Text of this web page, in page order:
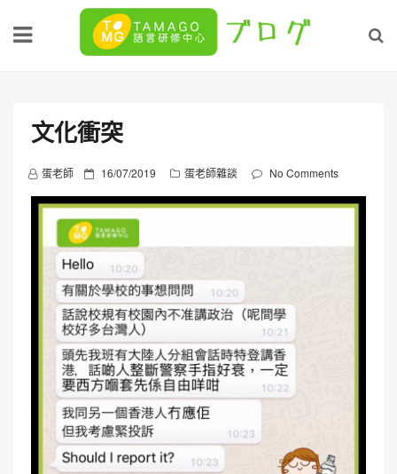
文化衝突
蛋老師
P
o
t
e
d
o
n
16/07/2019 蛋老師雜談 No Comments